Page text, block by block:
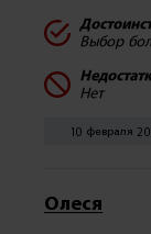
Выбор
Нет
10 февраля
Олеся